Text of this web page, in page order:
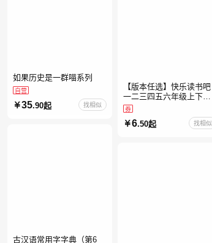
如果历史是一群喵系列
自营
35.90起 找相似
【版本任选】快乐读书吧
一二三四五六年级上下册
全套人教版读读童谣和儿
歌小鲤鱼跳龙门和大人一
起读中国古代寓言安徒生
券
6.50起 找相似
古汉语常用字字典（第6